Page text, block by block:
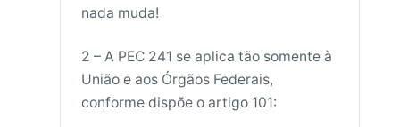
nada muda!
2 – A PEC 241 se aplica tão somente à
União e aos Órgãos Federais,
conforme dispõe o artigo 101: